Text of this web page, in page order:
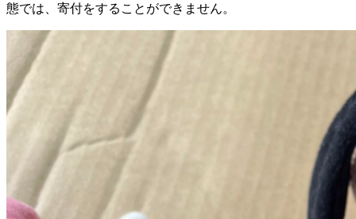
態では、寄付をすることができません。